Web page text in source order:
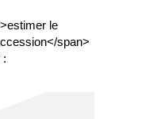
le
span>
: